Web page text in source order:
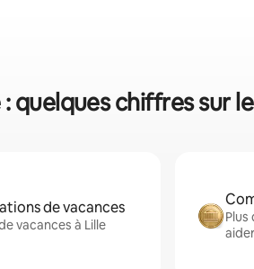
: quelques chiffres sur
de vacances
vacances à Lille
Plus